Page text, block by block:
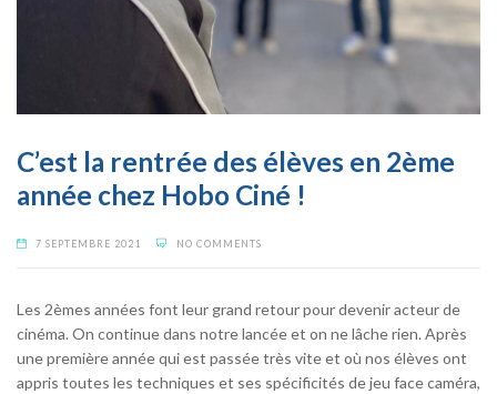
C’est la rentrée des élèves en 2ème
année chez Hobo Ciné !
7 SEPTEMBRE 2021 NO COMMENTS
Les 2èmes années font leur grand retour pour devenir acteur de
cinéma. On continue dans notre lancée et on ne lâche rien. Après
une première année qui est passée très vite et où nos élèves ont
appris toutes les techniques et ses spécificités de jeu face caméra,